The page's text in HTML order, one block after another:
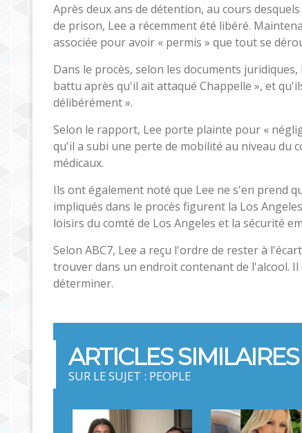
Après deux ans de détention, au cours
de prison, Lee a récemment été libéré.
associée pour avoir « permis » que tout se
Dans le procès, selon les documents
battu après qu'il ait attaqué Chappelle », et
délibérément ».
Selon le rapport, Lee porte plainte pour «
qu'il a subi une perte de mobilité au niveau du
médicaux.
Ils ont également noté que Lee ne s'en prend
impliqués dans le procès figurent la Los
loisirs du comté de Los Angeles et la sécurité
Selon ABC7, Lee a reçu l'ordre de rester à
trouver dans un endroit contenant de l'alcool.
déterminer.
ARTICLES SIMILAIRES
SUR LE SUJET : PEOPLE